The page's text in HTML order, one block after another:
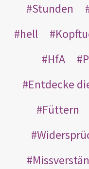
Stunden
hell
HfA
Entdecke
Füttern